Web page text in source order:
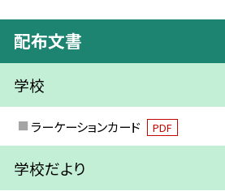
配布文書
学校
ラーケーションカード PDF
学校だより